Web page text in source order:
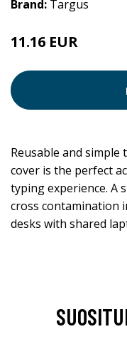
Brand: Targus
11.16 EUR
Reusable and
cover is the perfect
typing experience. A
cross contamination
desks with shared